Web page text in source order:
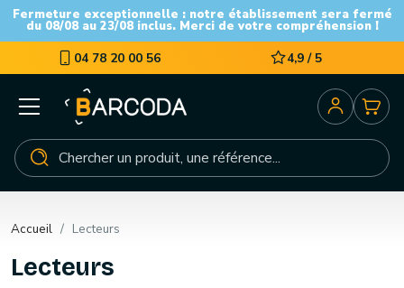
Fermeture exceptionnelle : notre établissement sera fermé
du 08/08 au 23/08 inclus. Merci de votre compréhension !
04 78 20 00 56 4,9 / 5
Accueil Lecteurs
Lecteurs